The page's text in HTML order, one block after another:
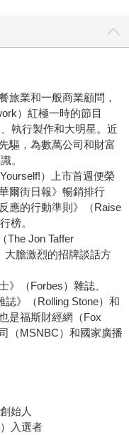
旅業和一般商業顧問，
）紅極一時的節目
執行製作和大明星。近
驅，為數萬公司和財富
。
）上市首週便榮
爾街日報》暢銷排行
應的行動準則》（Raise
榜。
The Jon Taffer
大膽激烈的招牌談話方
》（Forbes）雜誌、
誌》（Rolling Stone）和
是福斯財經網（Fox
（MSNBC）和國家廣播
始人
入選者